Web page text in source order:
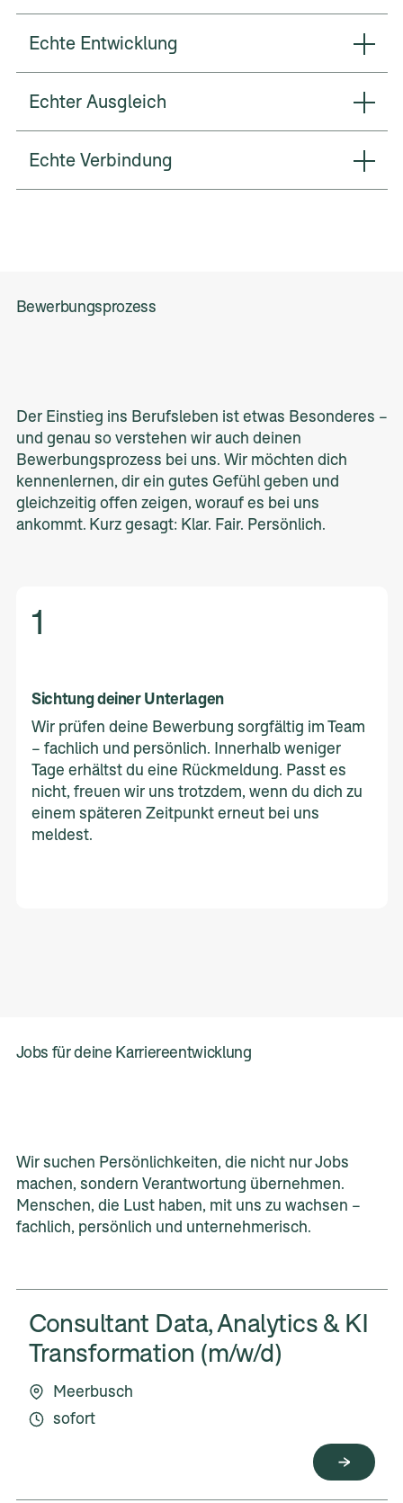
Echte Entwicklung
Echter Ausgleich
Echte Verbindung
Bewerbungsprozess
Der Einstieg ins Berufsleben ist etwas Besonderes –
und genau so verstehen wir auch deinen
Bewerbungsprozess bei uns. Wir möchten dich
kennenlernen, dir ein gutes Gefühl geben und
gleichzeitig offen zeigen, worauf es bei uns
ankommt. Kurz gesagt: Klar. Fair. Persönlich.
1
Sichtung deiner Unterlagen
Wir prüfen deine Bewerbung sorgfältig im Team
– fachlich und persönlich. Innerhalb weniger
Tage erhältst du eine Rückmeldung. Passt es
nicht, freuen wir uns trotzdem, wenn du dich zu
einem späteren Zeitpunkt erneut bei uns
meldest.
Jobs für deine Karriereentwicklung
Wir suchen Persönlichkeiten, die nicht nur Jobs
machen, sondern Verantwortung übernehmen.
Menschen, die Lust haben, mit uns zu wachsen –
fachlich, persönlich und unternehmerisch.
Consultant Data, Analytics & KI
Transformation (m/w/d)
Meerbusch
sofort